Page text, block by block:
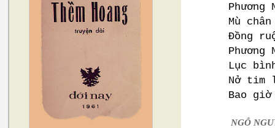
Phương
Mù
Đồng
Phương
Lục
Nở tim
Bao
NGÔ